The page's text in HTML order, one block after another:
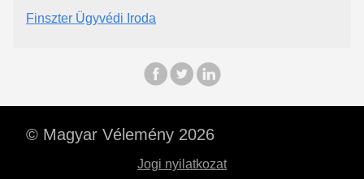
Finszter Ügyvédi Iroda
© Magyar Vélemény 2026
Jogi nyilatkozat